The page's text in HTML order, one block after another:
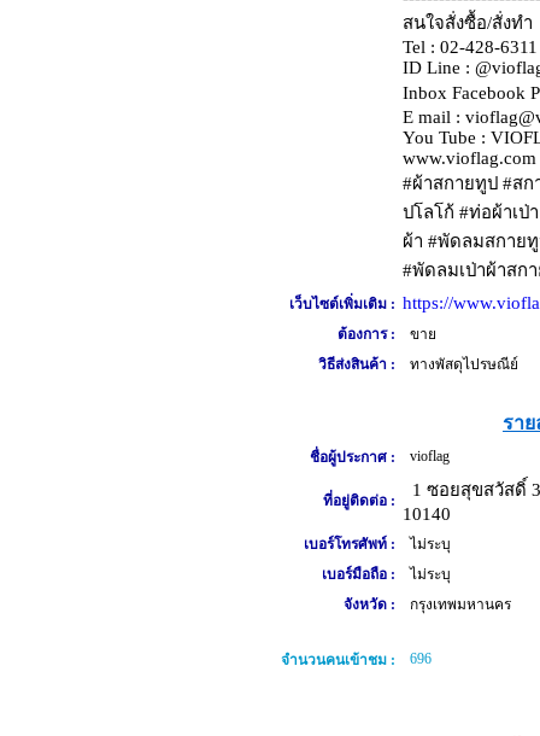
สนใจสั่งซื้อ/สั่งทำ
Tel : 02-428-6311
ID Line :
Inbox Facebook
E mail :
You Tube :
www.vioflag.com
#ผ้าสกายทูป #สก
ปโลโก้ #ท่อผ้าเป่
ผ้า #พัดลมสกายทู
#พัดลมเป่าผ้าสก
เว็บไซต์เพิ่มเติม : https://
ต้องการ :
ขาย
วิธีส่งสินค้า :
ทางพัสดุไปรษณีย์
ราย
ชื่อผู้ประกาศ : vioflag
ที่อยู่ติดต่อ :
1 ซอยสุขสวัสดิ์
10140
เบอร์โทรศัพท์ :
ไม่ระบุ
เบอร์มือถือ :
ไม่ระบุ
จังหวัด :
กรุงเทพมหานคร
จำนวนคนเข้าชม : 696